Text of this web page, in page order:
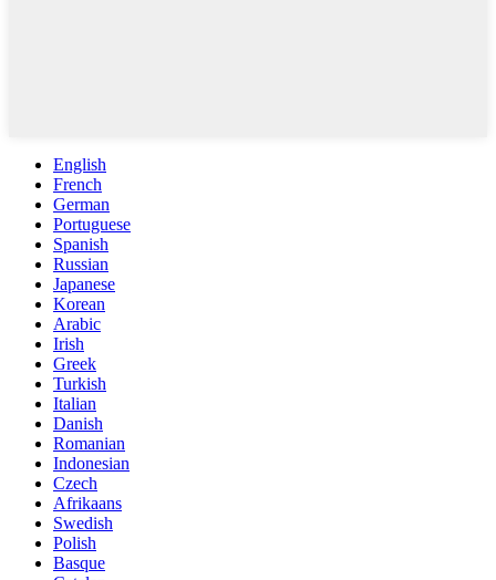
English
French
German
Portuguese
Spanish
Russian
Japanese
Korean
Arabic
Irish
Greek
Turkish
Italian
Danish
Romanian
Indonesian
Czech
Afrikaans
Swedish
Polish
Basque